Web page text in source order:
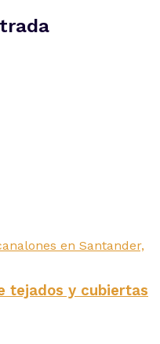
tejados y cubiertas